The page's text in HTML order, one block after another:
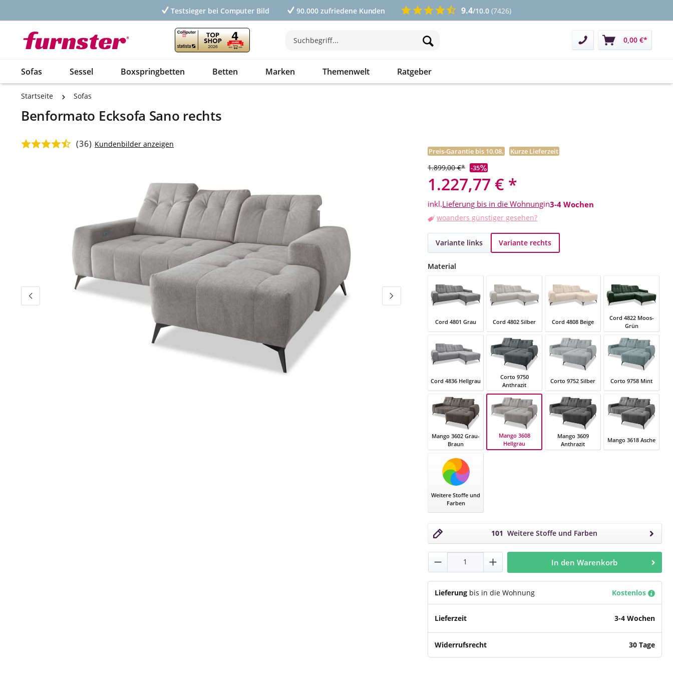
Testsieger bei Computer Bild 90.000 zufriedene Kunden 9.4/10.0 (7426)
Kontakt 0,00 €*
Sofas Sessel Boxspringbetten Betten Marken Themenwelt Ratgeber
Startseite Sofas
Benformato Ecksofa Sano rechts
Durchschnittliche Bewertung von 4.78 von 5 Sternen
(36) Kundenbilder anzeigen
1.227,77 € *
Preis-Garantie bis 10.08. Kurze Lieferzeit
1.899,00 €* -35
inkl.Lieferung bis in die Wohnungin3-4 Wochen
woanders günstiger gesehen?
Variante links Variante rechts
Material
Cord 4801 Grau
Cord 4801 Grau
Cord 4802 Silber
Cord 4802 Silber
Cord 4808 Beige
Cord 4808 Beige
Cord 4822 Moos-
Grün
Cord 4822 Moos-
Cord 4836 Hellgrau
Cord 4836 Hellgrau
Corto 9750
Anthrazit
Corto 9750 Anthrazit
Corto 9752 Silber
Corto 9752 Silber
Corto 9758 Mint
Corto 9758 Mint
Mango 3602 Grau-
Braun
Mango 3602 Grau-Braun
Mango 3608
Hellgrau
Mango 3608 Hellgrau
Mango 3609
Anthrazit
Mango 3609 Anthrazit
Mango 3618 Asche
Mango 3618 Asche
Weitere Stoffe und
Farben
101 Weitere Stoffe und Farben
Produkt Anzahl: Gib den gewünschten
In den Warenkorb
Lieferung bis in die Wohnung Kostenlos
Lieferzeit 3-4 Wochen
Widerrufsrecht 30 Tage